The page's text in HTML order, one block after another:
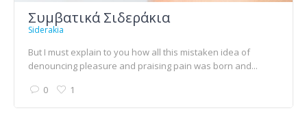
Συμβατικά Σιδεράκια
Siderakia
But I must explain to you how all this mistaken idea of
denouncing pleasure and praising pain was born and...
0
1